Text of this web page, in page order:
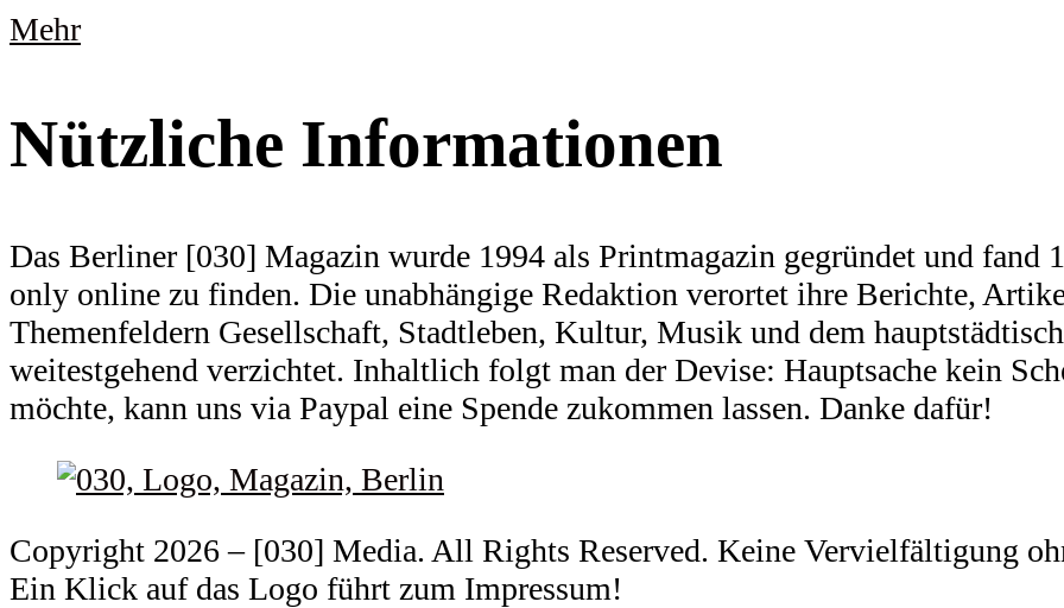
Mehr
Nützliche Informationen
Das Berliner [030] Magazin wurde 1994 als Printmagazin gegründet und fand
only online zu finden. Die unabhängige Redaktion verortet ihre Berichte,
Themenfeldern Gesellschaft, Stadtleben, Kultur, Musik und dem
weitestgehend verzichtet. Inhaltlich folgt man der Devise: Hauptsache kein
möchte, kann uns via Paypal eine Spende zukommen lassen. Danke dafür!
Copyright 2026 – [030] Media. All Rights Reserved. Keine Vervielfältigung
Ein Klick auf das Logo führt zum Impressum!